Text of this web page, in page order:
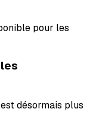
pour les
désormais plus